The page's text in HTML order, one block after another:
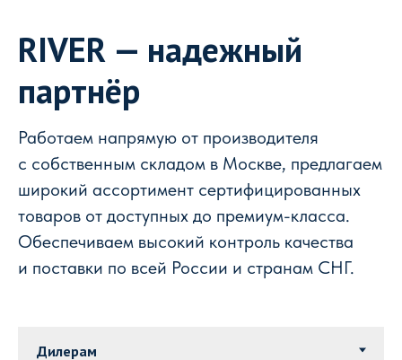
RIVER — надежный
партнёр
Работаем напрямую от производителя
с собственным складом в Москве, предлагаем
широкий ассортимент сертифицированных
товаров от доступных до премиум-класса.
Обеспечиваем высокий контроль качества
и поставки по всей России и странам СНГ.